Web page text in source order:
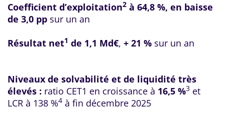
Coefficient d’exploitation2 à 64,8 %, en baisse
de 3,0 pp sur un an
Résultat net1 de 1,1 Md€, + 21 % sur un an
Niveaux de solvabilité et de liquidité très
élevés : ratio CET1 en croissance à 16,5 %3 et
LCR à 138 %4 à fin décembre 2025